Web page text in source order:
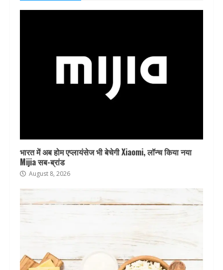
भारत में अब होम एप्लायंसेज भी बेचेगी Xiaomi, लॉन्च किया नया
Mijia सब-ब्रांड
August 8, 2026